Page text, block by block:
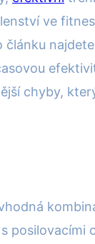
ve
článku
chyby,
posilovacími